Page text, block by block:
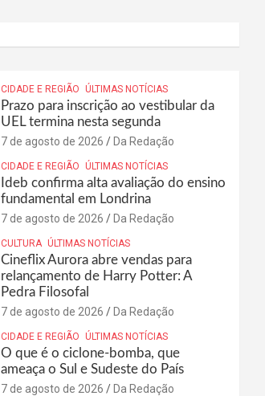
CIDADE E REGIÃO ÚLTIMAS NOTÍCIAS
Prazo para inscrição ao vestibular da
UEL termina nesta segunda
7 de agosto de 2026 Da Redação
CIDADE E REGIÃO ÚLTIMAS NOTÍCIAS
Ideb confirma alta avaliação do ensino
fundamental em Londrina
7 de agosto de 2026 Da Redação
CULTURA ÚLTIMAS NOTÍCIAS
Cineflix Aurora abre vendas para
relançamento de Harry Potter: A
Pedra Filosofal
7 de agosto de 2026 Da Redação
CIDADE E REGIÃO ÚLTIMAS NOTÍCIAS
O que é o ciclone-bomba, que
ameaça o Sul e Sudeste do País
7 de agosto de 2026 Da Redação